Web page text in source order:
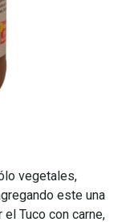
vegetales,
este una
Tuco con carne,